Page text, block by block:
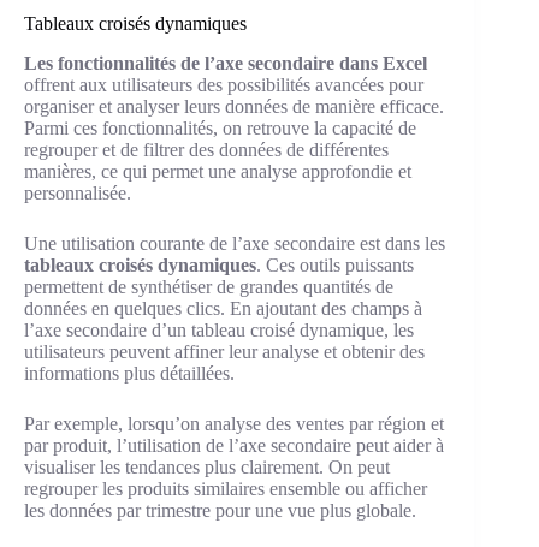
Tableaux croisés dynamiques
Les fonctionnalités de l’axe secondaire dans Excel
offrent aux utilisateurs des possibilités avancées pour
organiser et analyser leurs données de manière efficace.
Parmi ces fonctionnalités, on retrouve la capacité de
regrouper et de filtrer des données de différentes
manières, ce qui permet une analyse approfondie et
personnalisée.
Une utilisation courante de l’axe secondaire est dans les
tableaux croisés dynamiques. Ces outils puissants
permettent de synthétiser de grandes quantités de
données en quelques clics. En ajoutant des champs à
l’axe secondaire d’un tableau croisé dynamique, les
utilisateurs peuvent affiner leur analyse et obtenir des
informations plus détaillées.
Par exemple, lorsqu’on analyse des ventes par région et
par produit, l’utilisation de l’axe secondaire peut aider à
visualiser les tendances plus clairement. On peut
regrouper les produits similaires ensemble ou afficher
les données par trimestre pour une vue plus globale.